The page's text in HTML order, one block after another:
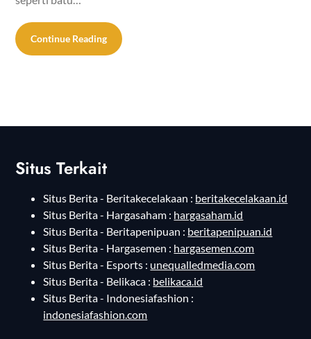
Continue Reading
Situs Terkait
Situs Berita - Beritakecelakaan : beritakecelakaan.id
Situs Berita - Hargasaham : hargasaham.id
Situs Berita - Beritapenipuan : beritapenipuan.id
Situs Berita - Hargasemen : hargasemen.com
Situs Berita - Esports : unequalledmedia.com
Situs Berita - Belikaca : belikaca.id
Situs Berita - Indonesiafashion :
indonesiafashion.com